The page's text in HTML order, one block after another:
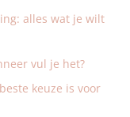
alles wat je wilt
vul je het?
keuze is voor